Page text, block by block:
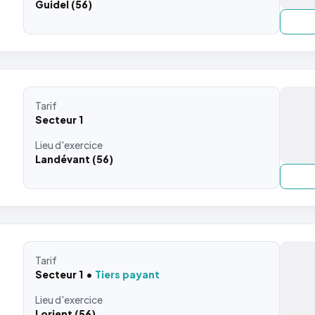
Guidel (56)
Tarif
Secteur 1
Lieud'exercice
Landévant (56)
Tarif
Secteur 1
Tiers payant
Lieud'exercice